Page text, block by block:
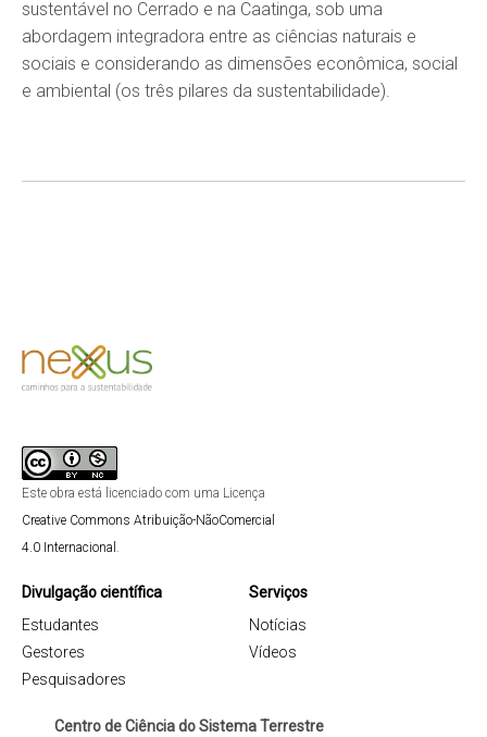
sustentável no Cerrado e na Caatinga, sob uma
abordagem integradora entre as ciências naturais e
sociais e considerando as dimensões econômica, social
e ambiental (os três pilares da sustentabilidade).
Este obra está licenciado com uma Licença
Creative Commons Atribuição-NãoComercial
4.0 Internacional .
Divulgação científica
Estudantes
Gestores
Pesquisadores
Serviços
Notícias
Vídeos
Centro de Ciência do Sistema Terrestre